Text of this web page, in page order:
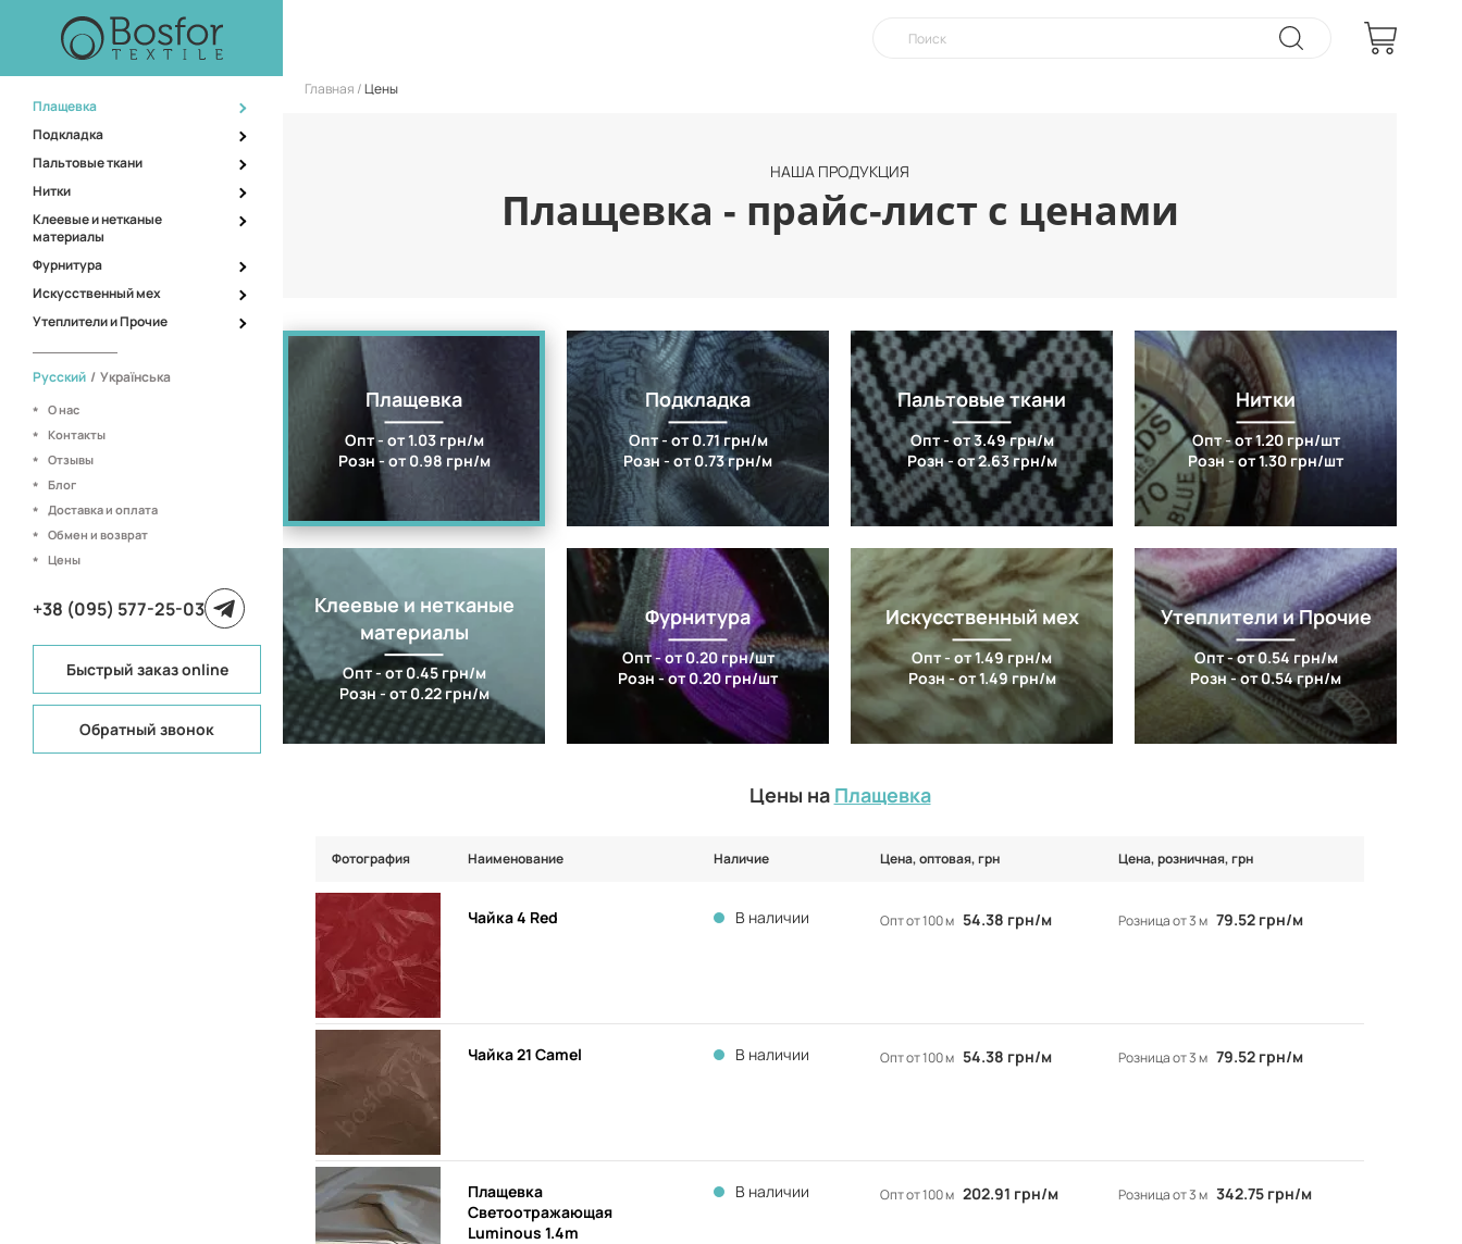
Плащевка
Подкладка
Пальтовые ткани
Нитки
Клеевые и нетканые
материалы
Фурнитура
Искусственный мех
Утеплители и Прочие
Русский / Українська
О нас
Контакты
Отзывы
Блог
Доставка и оплата
Обмен и возврат
Цены
+38 (095) 577-25-03
Быстрый заказ online
Обратный звонок
Главная Цены
НАША ПРОДУКЦИЯ
Плащевка - прайс-лист с ценами
Плащевка
Опт - от 1.03 грн/м
Розн - от 0.98 грн/м
Подкладка
Опт - от 0.71 грн/м
Розн - от 0.73 грн/м
Пальтовые ткани
Опт - от 3.49 грн/м
Розн - от 2.63 грн/м
Нитки
Опт - от 1.20 грн/шт
Розн - от 1.30 грн/шт
Клеевые и нетканые
материалы
Опт - от 0.45 грн/м
Розн - от 0.22 грн/м
Фурнитура
Опт - от 0.20 грн/шт
Розн - от 0.20 грн/шт
Искусственный мех
Опт - от 1.49 грн/м
Розн - от 1.49 грн/м
Утеплители и Прочие
Опт - от 0.54 грн/м
Розн - от 0.54 грн/м
Цены на Плащевка
Фотография Наименование Наличие Цена, оптовая, грн Цена, розничная, грн
Чайка 4 Red В наличии Опт от 100 м 54.38 грн/м Розница от 3 м 79.52 грн/м
Чайка 21 Camel В наличии Опт от 100 м 54.38 грн/м Розница от 3 м 79.52 грн/м
Плащевка
Светоотражающая
Luminous 1.4m
В наличии Опт от 100 м 202.91 грн/м Розница от 3 м 342.75 грн/м